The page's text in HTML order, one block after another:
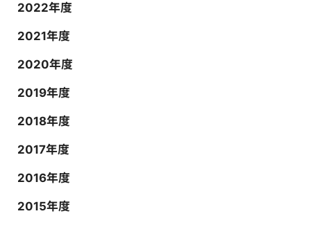
2022年度
2021年度
2020年度
2019年度
2018年度
2017年度
2016年度
2015年度